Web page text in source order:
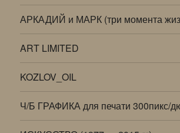
АРКАДИЙ и МАРК (три момента
ART LIMITED
KOZLOV_OIL
Ч/Б ГРАФИКА для печати 300пикс/